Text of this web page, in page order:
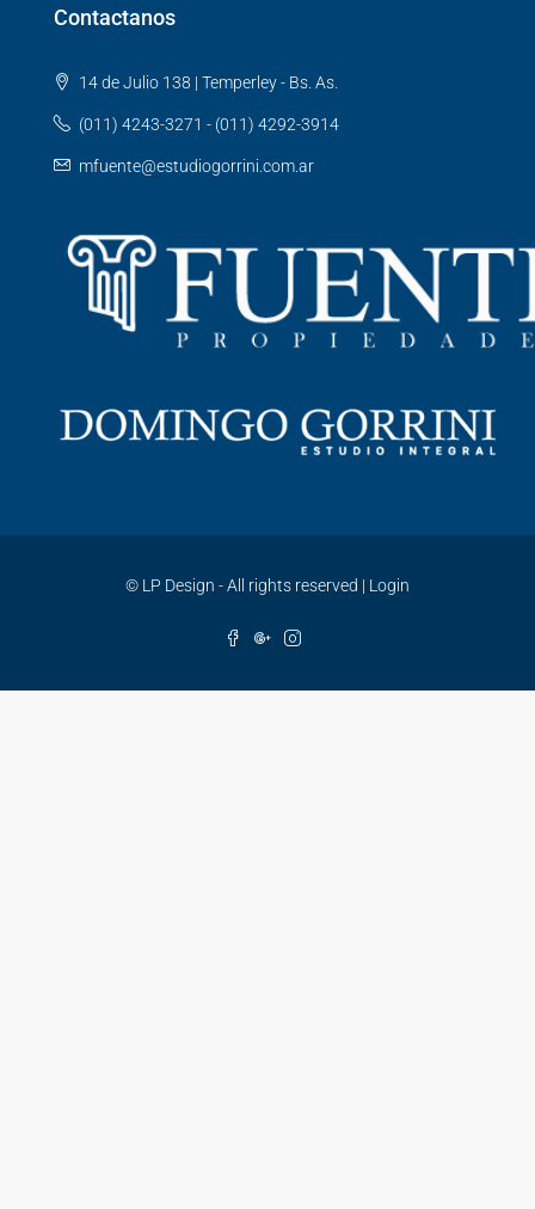
Contactanos
14 de Julio 138 | Temperley - Bs. As.
(011) 4243-3271 - (011) 4292-3914
mfuente@estudiogorrini.com.ar
© LP Design - All rights reserved | Login